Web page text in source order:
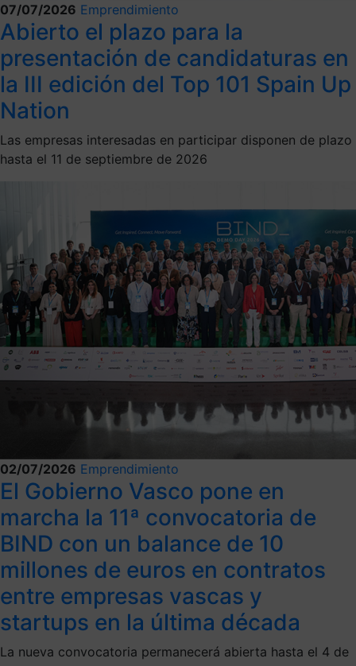
07/07/2026 Emprendimiento
Abierto el plazo para la
presentación de candidaturas en
la III edición del Top 101 Spain Up
Nation
Las empresas interesadas en participar disponen de plazo
hasta el 11 de septiembre de 2026
02/07/2026 Emprendimiento
El Gobierno Vasco pone en
marcha la 11ª convocatoria de
BIND con un balance de 10
millones de euros en contratos
entre empresas vascas y
startups en la última década
La nueva convocatoria permanecerá abierta hasta el 4 de